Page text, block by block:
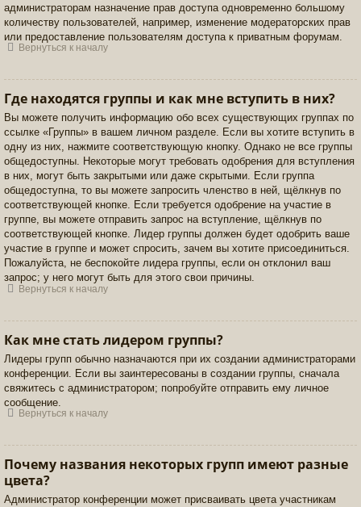
администраторам назначение прав доступа одновременно большому
количеству пользователей, например, изменение модераторских прав
или предоставление пользователям доступа к приватным форумам.
Вернуться к началу
Где находятся группы и как мне вступить в них?
Вы можете получить информацию обо всех существующих группах по
ссылке «Группы» в вашем личном разделе. Если вы хотите вступить в
одну из них, нажмите соответствующую кнопку. Однако не все группы
общедоступны. Некоторые могут требовать одобрения для вступления
в них, могут быть закрытыми или даже скрытыми. Если группа
общедоступна, то вы можете запросить членство в ней, щёлкнув по
соответствующей кнопке. Если требуется одобрение на участие в
группе, вы можете отправить запрос на вступление, щёлкнув по
соответствующей кнопке. Лидер группы должен будет одобрить ваше
участие в группе и может спросить, зачем вы хотите присоединиться.
Пожалуйста, не беспокойте лидера группы, если он отклонил ваш
запрос; у него могут быть для этого свои причины.
Вернуться к началу
Как мне стать лидером группы?
Лидеры групп обычно назначаются при их создании администраторами
конференции. Если вы заинтересованы в создании группы, сначала
свяжитесь с администратором; попробуйте отправить ему личное
сообщение.
Вернуться к началу
Почему названия некоторых групп имеют разные
цвета?
Администратор конференции может присваивать цвета участникам